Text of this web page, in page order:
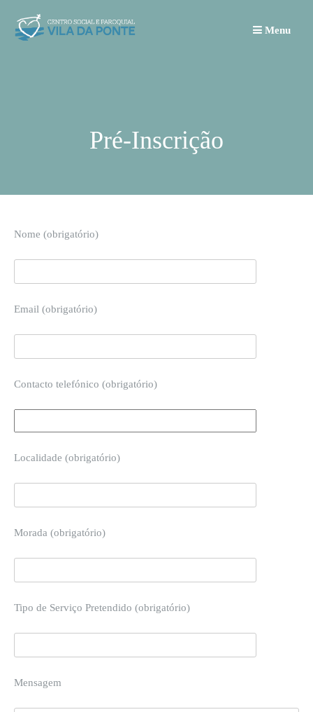
Menu
Pré-Inscrição
Nome (obrigatório)
Email (obrigatório)
Contacto telefónico (obrigatório)
Localidade (obrigatório)
Morada (obrigatório)
Tipo de Serviço Pretendido (obrigatório)
Mensagem